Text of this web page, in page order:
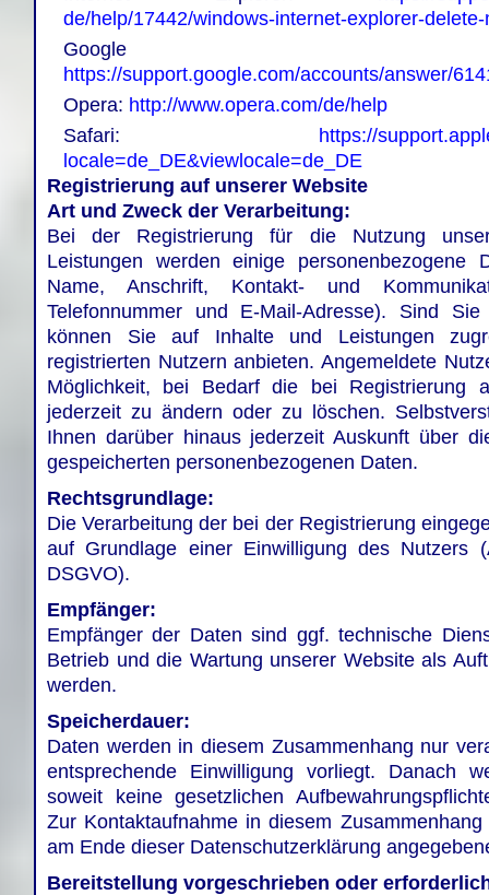
de/help/17442/windows-internet-explorer-
Google
https://support.google.com/accounts/answer/
Opera: http://www.opera.com/de/help
Safari: https://
locale=de_DE&viewlocale=de_DE
Registrierung auf unserer Website
Art und Zweck der Verarbeitung:
Bei der Registrierung für die Nutzung
Leistungen werden einige personenbezogene
Name, Anschrift, Kontakt- und
Telefonnummer und E-Mail-Adresse). Sind
können Sie auf Inhalte und Leistungen
registrierten Nutzern anbieten. Angemeldete
Möglichkeit, bei Bedarf die bei Registrierung
jederzeit zu ändern oder zu löschen.
Ihnen darüber hinaus jederzeit Auskunft über
gespeicherten personenbezogenen Daten.
Rechtsgrundlage:
Die Verarbeitung der bei der Registrierung
auf Grundlage einer Einwilligung des
DSGVO).
Empfänger:
Empfänger der Daten sind ggf. technische
Betrieb und die Wartung unserer Website als
werden.
Speicherdauer:
Daten werden in diesem Zusammenhang nur
entsprechende Einwilligung vorliegt. Danach
soweit keine gesetzlichen
Zur Kontaktaufnahme in diesem
am Ende dieser Datenschutzerklärung
Bereitstellung vorgeschrieben oder